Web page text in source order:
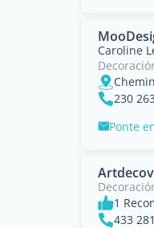
Caroline
230
Ponte
1
433